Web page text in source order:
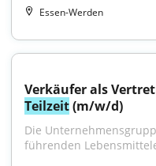
Essen-Werden
Teilzeit (m/w/d)
Die
führenden